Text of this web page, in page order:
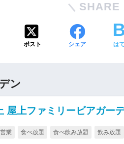
SHARE
ポスト シェア は
ン
屋上ファミリービアガー
業 食べ放題 食べ飲み放題 飲み放題